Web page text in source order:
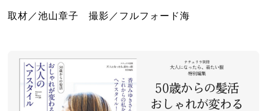
取材／池山章子 撮影／フルフォード海